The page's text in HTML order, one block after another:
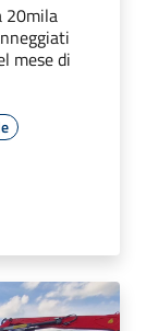
20mila
mese di